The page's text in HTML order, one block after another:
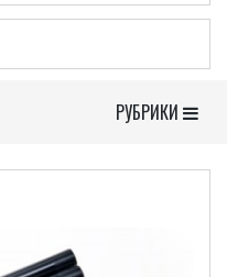
Toggle
РУБРИКИ